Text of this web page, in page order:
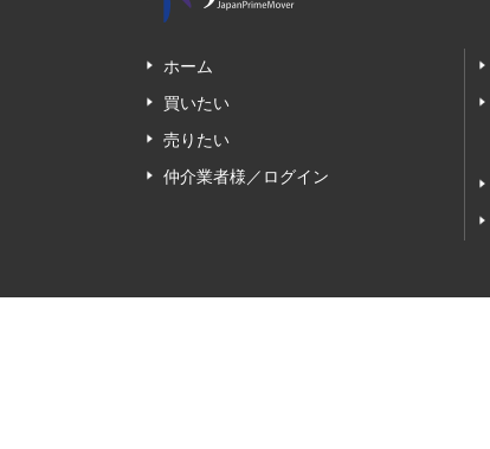
ホーム
買いたい
売りたい
仲介業者様／ログイン